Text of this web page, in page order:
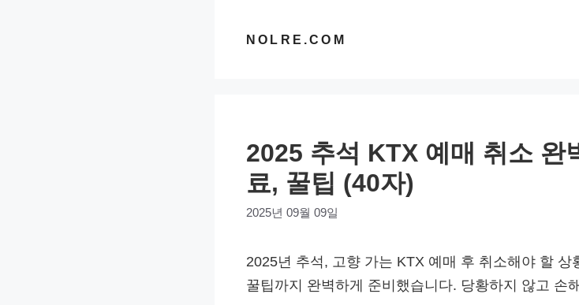
NOLRE.COM
2025 추석 KTX 예매 취소 완
료, 꿀팁 (40자)
2025년 09월 09일
2025년 추석, 고향 가는 KTX 예매 후 취소해야 할
꿀팁까지 완벽하게 준비했습니다. 당황하지 않고 손